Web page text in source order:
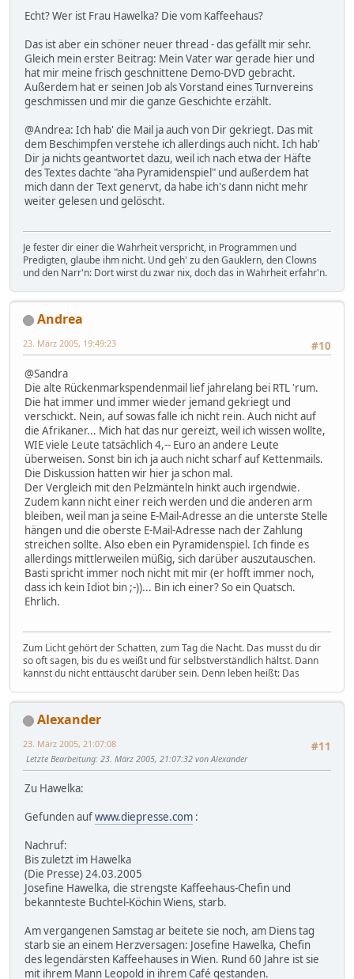
Echt? Wer ist Frau Hawelka? Die vom Kaffeehaus?
Das ist aber ein schöner neuer thread - das gefällt mir sehr.
Gleich mein erster Beitrag: Mein Vater war gerade hier und
hat mir meine frisch geschnittene Demo-DVD gebracht.
Außerdem hat er seinen Job als Vorstand eines Turnvereins
geschmissen und mir die ganze Geschichte erzählt.
@Andrea: Ich hab' die Mail ja auch von Dir gekriegt. Das mit
dem Beschimpfen verstehe ich allerdings auch nicht. Ich hab'
Dir ja nichts geantwortet dazu, weil ich nach etwa der Häfte
des Textes dachte "aha Pyramidenspiel" und außerdem hat
mich dann der Text genervt, da habe ich's dann nicht mehr
weiter gelesen und gelöscht.
Je fester dir einer die Wahrheit verspricht, in Programmen und
Predigten, glaube ihm nicht. Und geh' zu den Gauklern, den Clowns
und den Narr'n: Dort wirst du zwar nix, doch das in Wahrheit erfahr'n.
Andrea
#10
23. März 2005, 19:49:23
@Sandra
Die alte Rückenmarkspendenmail lief jahrelang bei RTL 'rum.
Die hat immer und immer wieder jemand gekriegt und
verschickt. Nein, auf sowas falle ich nicht rein. Auch nicht auf
die Afrikaner... Mich hat das nur gereizt, weil ich wissen wollte,
WIE viele Leute tatsächlich 4,-- Euro an andere Leute
überweisen. Sonst bin ich ja auch nicht scharf auf Kettenmails.
Die Diskussion hatten wir hier ja schon mal.
Der Vergleich mit den Pelzmänteln hinkt auch irgendwie.
Zudem kann nicht einer reich werden und die anderen arm
bleiben, weil man ja seine E-Mail-Adresse an die unterste Stelle
hängen und die oberste E-Mail-Adresse nach der Zahlung
streichen sollte. Also eben ein Pyramidenspiel. Ich finde es
allerdings mittlerweilen müßig, sich darüber auszutauschen.
Basti spricht immer noch nicht mit mir (er hofft immer noch,
dass ich kein Idiot bin ;-))... Bin ich einer? So ein Quatsch.
Ehrlich.
Zum Licht gehört der Schatten, zum Tag die Nacht. Das musst du dir
so oft sagen, bis du es weißt und für selbstverständlich hältst. Dann
kannst du nicht enttäuscht darüber sein. Denn leben heißt: Das
Alexander
#11
23. März 2005, 21:07:08
Letzte Bearbeitung: 23. März 2005, 21:07:32 von Alexander
Zu Hawelka:
Gefunden aufwww.diepresse.com :
Nachruf:
Bis zuletzt im Hawelka
(Die Presse) 24.03.2005
Josefine Hawelka, die strengste Kaffeehaus-Chefin und
bekannteste Buchtel-Köchin Wiens, starb.
Am vergangenen Samstag ar beitete sie noch, am Diens tag
starb sie an einem Herzversagen: Josefine Hawelka, Chefin
des legendärsten Kaffeehauses in Wien. Rund 60 Jahre ist sie
mit ihrem Mann Leopold in ihrem Café gestanden.